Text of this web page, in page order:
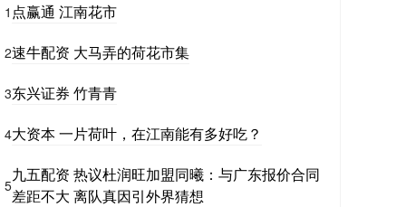
1 点赢通 江南花市
2速牛配资 大马弄的荷花市集
3东兴证券 竹青青
4大资本 一片荷叶，在江南能有多好吃？
5
九五配资 热议杜润旺加盟同曦：与广东报价合同
差距不大 离队真因引外界猜想